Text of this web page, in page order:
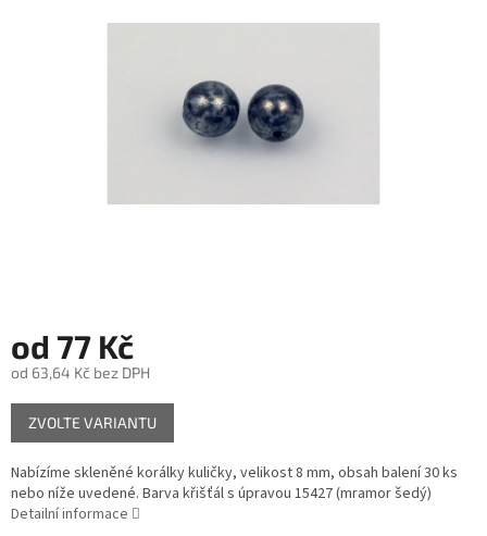
od 77 Kč
od 63,64 Kč bez DPH
Měrná
cena:
ZVOLTE VARIANTU
Nabízíme skleněné korálky kuličky, velikost 8 mm, obsah balení 30 ks
nebo níže uvedené. Barva křišťál s úpravou 15427 (mramor šedý)
Detailní informace